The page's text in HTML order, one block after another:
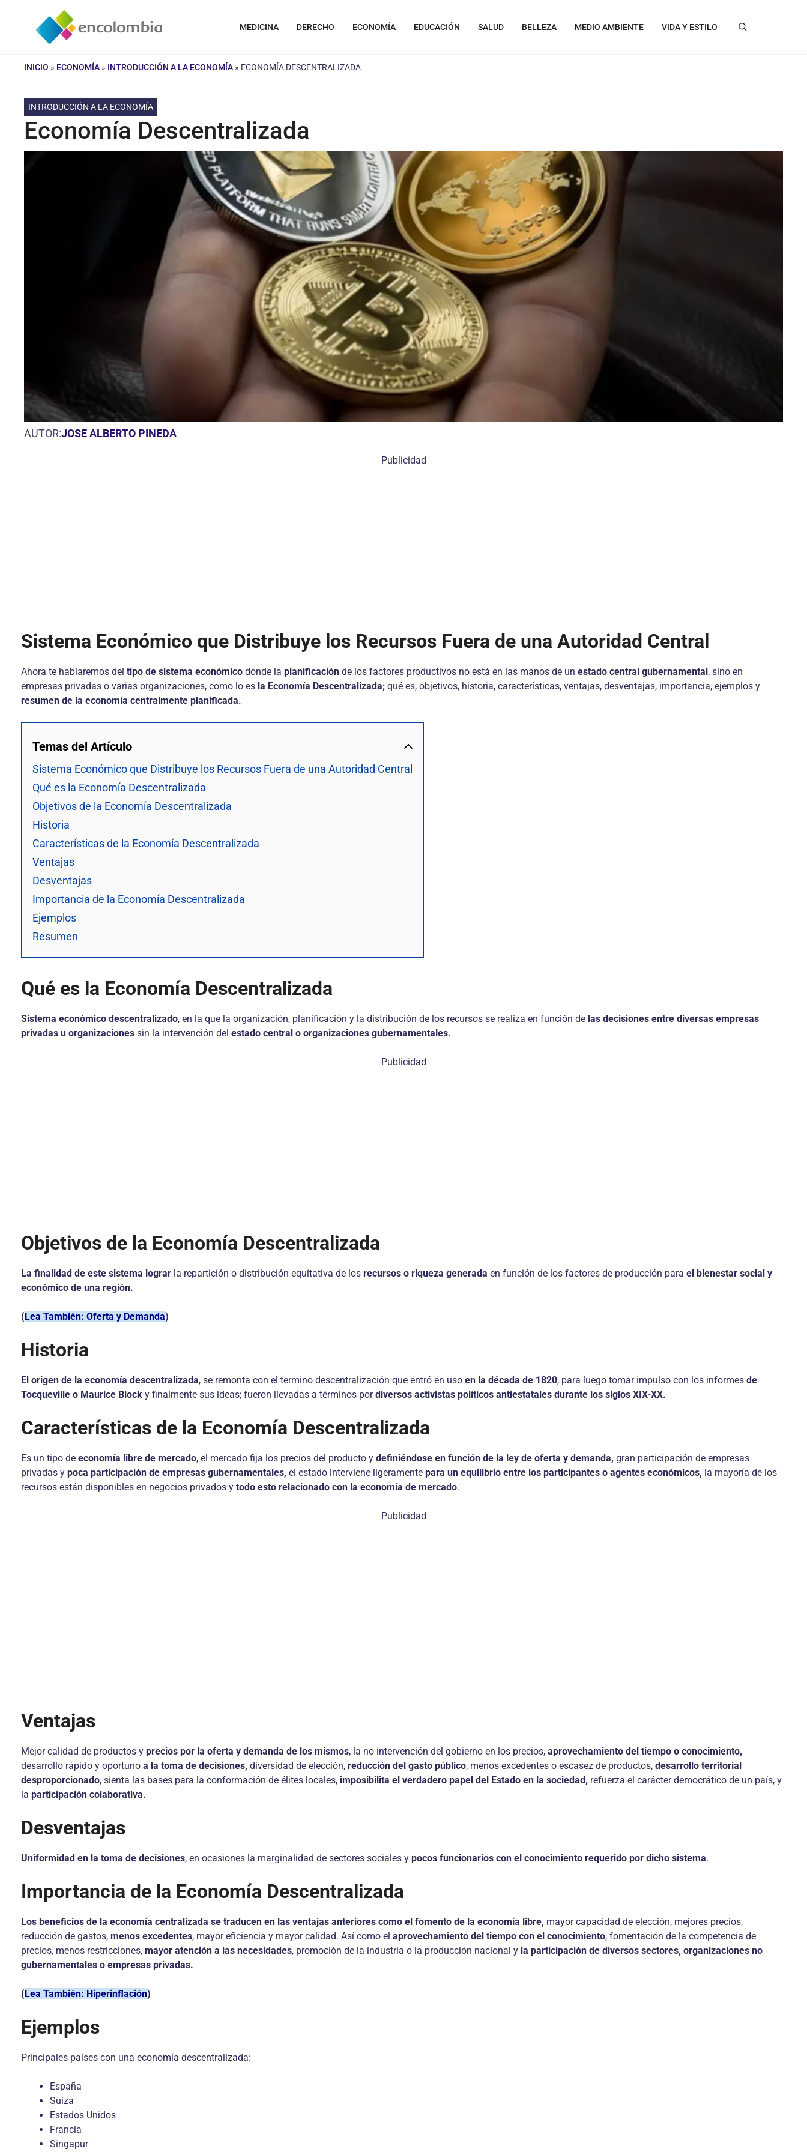
contenido
MEDICINA DERECHO ECONOMÍA EDUCACIÓN SALUD BELLEZA MEDIO AMBIENTE VIDA Y ESTILO
INICIO » ECONOMÍA » INTRODUCCIÓN A LA ECONOMÍA » ECONOMÍA DESCENTRALIZADA
INTRODUCCIÓN A LA ECONOMÍA
Economía Descentralizada
AUTOR:JOSE ALBERTO PINEDA
Publicidad
Sistema Económico que Distribuye los Recursos Fuera de una Autoridad Central
Ahora te hablaremos del tipo de sistema económico donde la planificación de los factores productivos no está en las manos de un estado central gubernamental, sino en
empresas privadas o varias organizaciones, como lo es la Economía Descentralizada; qué es, objetivos, historia, características, ventajas, desventajas, importancia, ejemplos y
resumen de la economía centralmente planificada.
Temas del Artículo
Sistema Económico que Distribuye los Recursos Fuera de una Autoridad Central
Qué es la Economía Descentralizada
Objetivos de la Economía Descentralizada
Historia
Características de la Economía Descentralizada
Ventajas
Desventajas
Importancia de la Economía Descentralizada
Ejemplos
Resumen
Qué es la Economía Descentralizada
Sistema económico descentralizado, en la que la organización, planificación y la distribución de los recursos se realiza en función de las decisiones entre diversas empresas
privadas u organizaciones sin la intervención del estado central o organizaciones gubernamentales.
Publicidad
Objetivos de la Economía Descentralizada
La finalidad de este sistema lograr la repartición o distribución equitativa de los recursos o riqueza generada en función de los factores de producción para el bienestar social y
económico de una región.
(Lea También: Oferta y Demanda)
Historia
El origen de la economía descentralizada, se remonta con el termino descentralización que entró en uso en la década de 1820, para luego tomar impulso con los informes de
Tocqueville o Maurice Block y finalmente sus ideas; fueron llevadas a términos pordiversos activistas políticos antiestatales durante los siglos XIX-XX.
Características de la Economía Descentralizada
Es un tipo de economía libre de mercado, el mercado fija los precios del producto y definiéndose en función de la ley de oferta y demanda, gran participación de empresas
privadas y poca participación de empresas gubernamentales, el estado interviene ligeramente para un equilibrio entre los participantes o agentes económicos, la mayoría de los
recursos están disponibles en negocios privados y todo esto relacionado con la economía de mercado.
Publicidad
Ventajas
Mejor calidad de productos y precios por la oferta y demanda de los mismos, la no intervención del gobierno en los precios, aprovechamiento del tiempo o conocimiento,
desarrollo rápido y oportuno a la toma de decisiones, diversidad de elección, reducción del gasto público, menos excedentes o escasez de productos, desarrollo territorial
desproporcionado, sienta las bases para la conformación de élites locales, imposibilita el verdadero papel del Estado en la sociedad, refuerza el carácter democrático de un país, y
la participación colaborativa.
Desventajas
Uniformidad en la toma de decisiones, en ocasiones la marginalidad de sectores sociales y pocos funcionarios con el conocimiento requerido por dicho sistema.
Importancia de la Economía Descentralizada
Los beneficios de la economía centralizada se traducen en las ventajas anteriores como el fomento de la economía libre, mayor capacidad de elección, mejores precios,
reducción de gastos, menos excedentes, mayor eficiencia y mayor calidad. Así como el aprovechamiento del tiempo con el conocimiento, fomentación de la competencia de
precios, menos restricciones, mayor atención a las necesidades, promoción de la industria o la producción nacional y la participación de diversos sectores, organizaciones no
gubernamentales o empresas privadas.
(Lea También: Hiperinflación)
Ejemplos
Principales países con una economía descentralizada:
España
Suiza
Estados Unidos
Francia
Singapur